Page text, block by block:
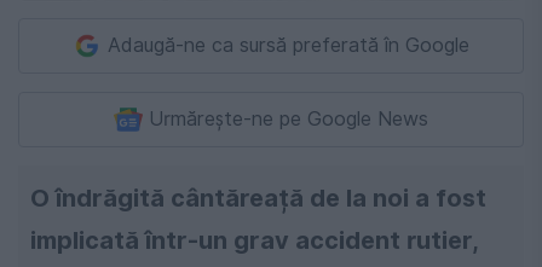
Adaugă-ne ca sursă preferată în Google
Urmărește-ne pe Google News
O îndrăgită cântăreață de la noi a fost
implicată într-un grav accident rutier,